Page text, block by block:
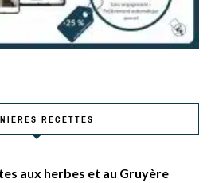
RECETTES
aux herbes et au Gruyère